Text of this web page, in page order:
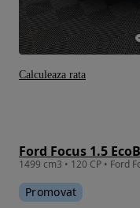
Ford Focus 1.5
1499 cm3 • 120 CP • Ford
Promovat
Calculeaza rata